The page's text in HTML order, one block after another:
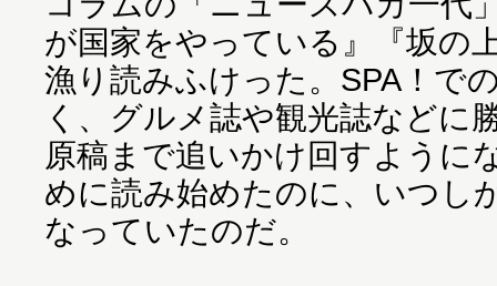
が国家をやっている』『坂の
漁り読みふけった。SPA！で
く、グルメ誌や観光誌などに
原稿まで追いかけ回すように
めに読み始めたのに、いつし
なっていたのだ。